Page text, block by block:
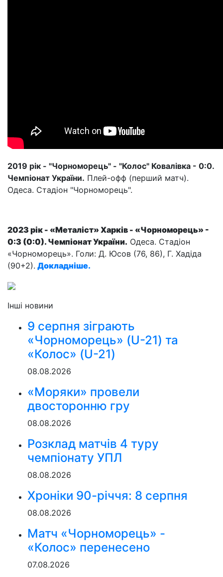
2019 рік - "Чорноморець" - "Колос" Ковалівка - 0:0.
Чемпіонат України. Плей-офф (перший матч).
Одеса. Стадіон "Чорноморець".
2023 рік - «Металіст» Харків - «Чорноморець» -
0:3 (0:0). Чемпіонат України. Одеса. Стадіон
«Чорноморець». Голи: Д. Юсов (76, 86), Г. Хадіда
(90+2). Докладніше.
Інші новини
9 серпня зіграють
«Чорноморець» (U-21) та
«Колос» (U-21)
08.08.2026
«Моряки» провели
двосторонню гру
08.08.2026
Розклад матчів 4 туру
чемпіонату УПЛ
08.08.2026
Хроніки 90-річчя: 8 серпня
08.08.2026
Матч «Чорноморець» -
«Колос» перенесено
07.08.2026